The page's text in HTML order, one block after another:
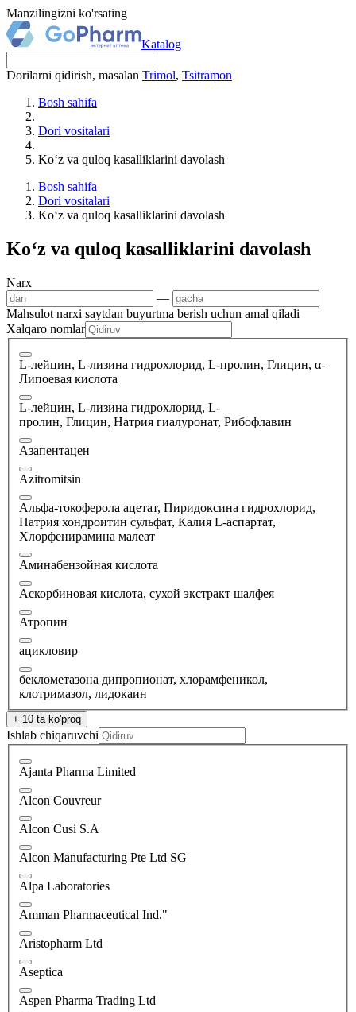
Manzilingizni ko'rsating
Katalog
Dorilarni qidirish, masalan Trimol, Tsitramon
Bosh sahifa
Dori vositalari
Ko‘z va quloq kasalliklarini davolash
Bosh sahifa
Dori vositalari
Ko‘z va quloq kasalliklarini davolash
Ko‘z va quloq kasalliklarini davolash
Narx
—
Mahsulot narxi saytdan buyurtma berish uchun amal qiladi
Xalqaro nomlar
L-лейцин, L-лизина гидрохлорид, L-пролин, Глицин, α-
Липоевая кислота
L-лейцин, L-лизина гидрохлорид, L-
пролин, Глицин, Натрия гиалуронат, Рибофлавин
Азапентацен
Azitromitsin
Альфа-токоферола ацетат, Пиридоксина гидрохлорид,
Натрия хондроитин сульфат, Калия L-аспартат,
Хлорфенирамина малеат
Аминабензойная кислота
Аскорбиновая кислота, сухой экстракт шалфея
Атропин
ацикловир
беклометазона дипропионат, хлорамфеникол,
клотримазол, лидокаин
+ 10 ta ko'proq
Ishlab chiqaruvchi
Ajanta Pharma Limited
Alcon Couvreur
Alcon Cusi S.A
Alcon Manufacturing Pte Ltd SG
Alpa Laboratories
Amman Pharmaceutical Ind."
Aristopharm Ltd
Aseptica
Aspen Pharma Trading Ltd